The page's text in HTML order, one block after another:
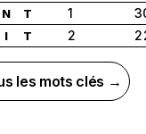
N T 1
I T 2 2
les mots clés →